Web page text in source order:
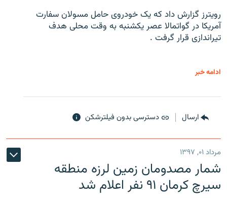
رویترز گزارش داد که یک خودروی حامل مسولان سفارت
آمریکا در گواتمالا عصر یکشنبه به وقت محلی هدف
تیراندازی قرار گرفت .
ادامه خبر
ارسال دسترسی بدون فیلترشکن
مرداد ۰۱, ۱۳۹۷
شمار مصدومان زمین لرزه منطقه
سیرچ کرمان ۹۱ نفر اعلام شد